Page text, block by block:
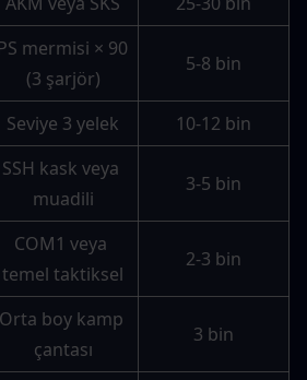
mermisi × 90
(3 şarjör)
5-8 bin
Seviye 3 yelek 10-12 bin
SSH kask veya
muadili
3-5 bin
COM1 veya
temel taktiksel
2-3 bin
Orta boy kamp
çantası
3 bin